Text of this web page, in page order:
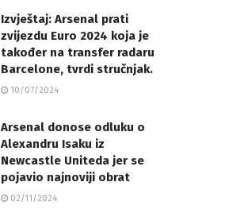
Izvještaj: Arsenal prati
zvijezdu Euro 2024 koja je
također na transfer radaru
Barcelone, tvrdi stručnjak.
10/07/2024
Arsenal donose odluku o
Alexandru Isaku iz
Newcastle Uniteda jer se
pojavio najnoviji obrat
02/11/2024